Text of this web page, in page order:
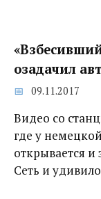
озадачил
09.11.2017
Видео со
где у
открывается и
Сеть и